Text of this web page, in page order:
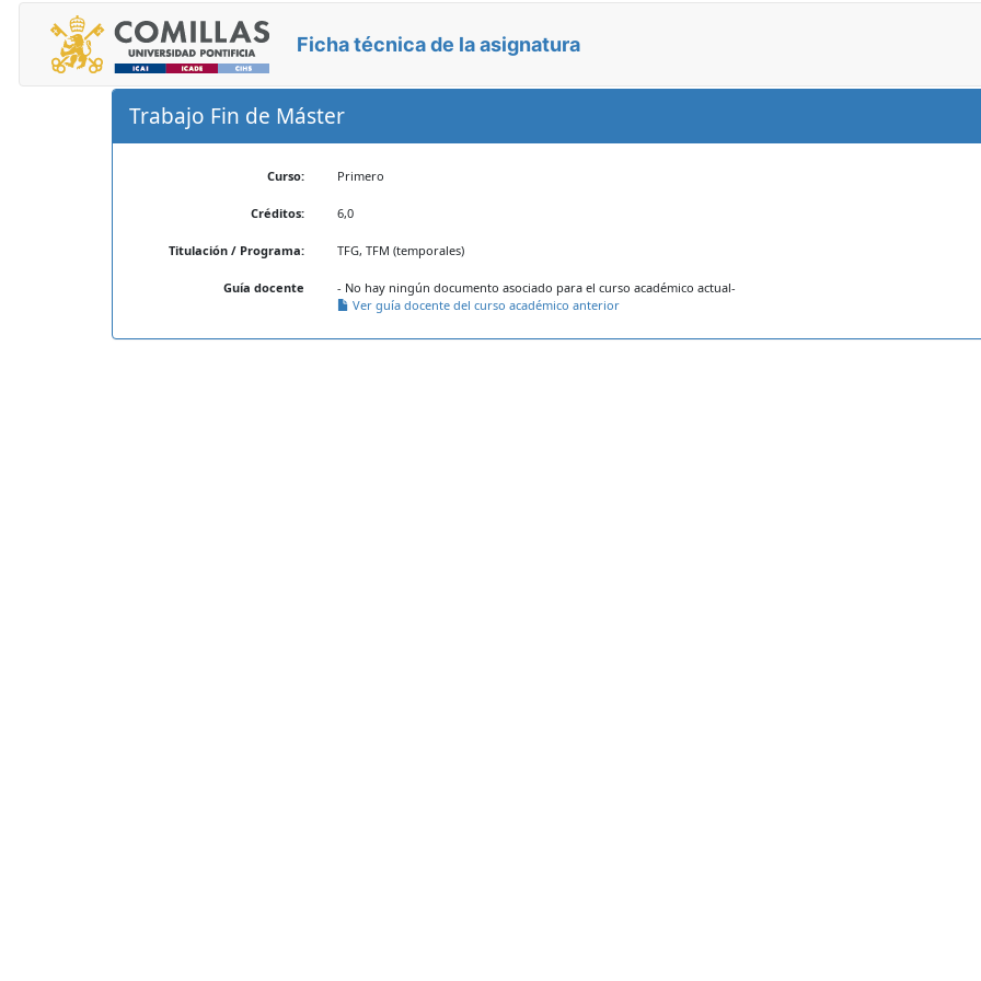
Ficha técnica de la asignatura
Trabajo Fin de Máster
Curso: Primero
Créditos: 6,0
Titulación / Programa: TFG, TFM (temporales)
Guía docente
- No hay ningún documento asociado para el curso académico actual-
Ver guía docente del curso académico anterior